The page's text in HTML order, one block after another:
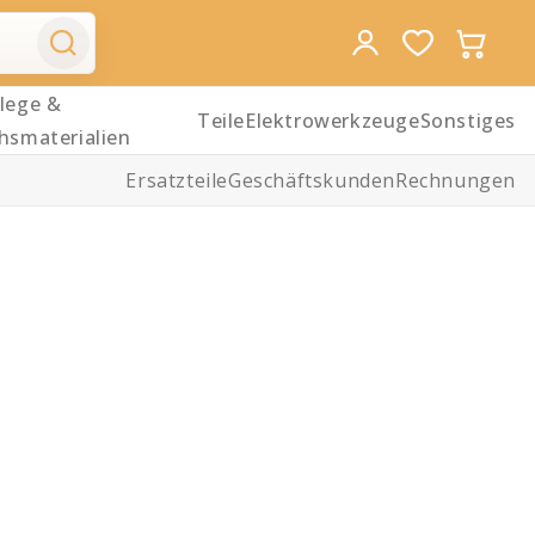
&
TeileElektrowerkzeugeSonstiges
ErsatzteileGeschäftskundenRechnungen